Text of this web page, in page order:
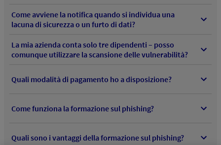
Come avviene la notifica quando si individua una
lacuna di sicurezza o un furto di dati?
La mia azienda conta solo tre dipendenti – posso
comunque utilizzare la scansione delle vulnerabilità?
Quali modalità di pagamento ho a disposizione?
Come funziona la formazione sul phishing?
Quali sono i vantaggi della formazione sul phishing?